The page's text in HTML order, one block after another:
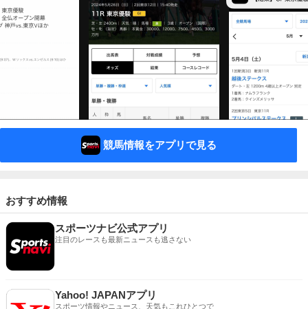
競馬情報をアプリで見る
おすすめ情報
スポーツナビ公式アプリ
注目のレースも最新ニュースも逃さない
Yahoo! JAPANアプリ
スポーツ情報やニュース、天気もこれひとつで